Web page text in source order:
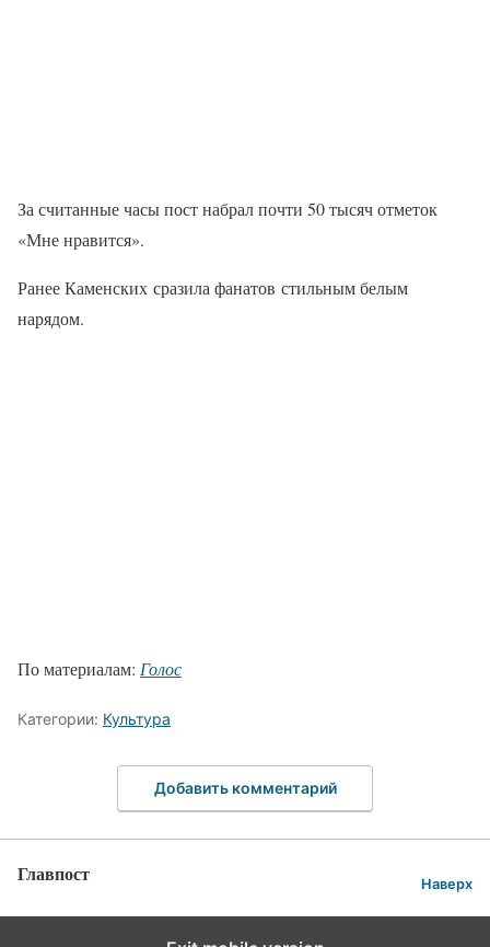
За считанные часы пост набрал почти 50 тысяч отметок
«Мне нравится».
Ранее Каменских сразила фанатов стильным белым
нарядом.
По материалам: Голос
Категории: Культура
Добавить комментарий
Главпост Наверх